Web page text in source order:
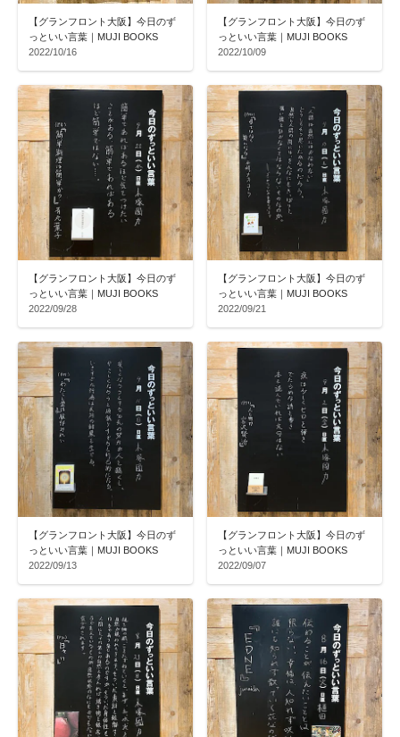
【グランフロント大阪】今日のず
っといい言葉｜MUJI BOOKS
2022/10/16
【グランフロント大阪】今日のず
っといい言葉｜MUJI BOOKS
2022/10/09
【グランフロント大阪】今日のず
っといい言葉｜MUJI BOOKS
2022/09/28
【グランフロント大阪】今日のず
っといい言葉｜MUJI BOOKS
2022/09/21
【グランフロント大阪】今日のず
っといい言葉｜MUJI BOOKS
2022/09/13
【グランフロント大阪】今日のず
っといい言葉｜MUJI BOOKS
2022/09/07